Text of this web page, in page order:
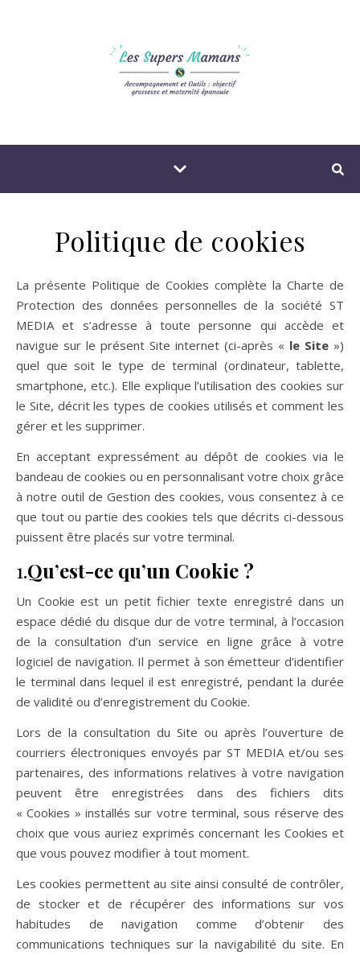
Politique de cookies
La présente Politique de Cookies complète la Charte de
Protection des données personnelles de la société ST
MEDIA et s’adresse à toute personne qui accède et
navigue sur le présent Site internet (ci-après « le Site »)
quel que soit le type de terminal (ordinateur, tablette,
smartphone, etc.). Elle explique l’utilisation des cookies sur
le Site, décrit les types de cookies utilisés et comment les
gérer et les supprimer.
En acceptant expressément au dépôt de cookies via le
bandeau de cookies ou en personnalisant votre choix grâce
à notre outil de Gestion des cookies, vous consentez à ce
que tout ou partie des cookies tels que décrits ci-dessous
puissent être placés sur votre terminal.
1.Qu’est-ce qu’un Cookie ?
Un Cookie est un petit fichier texte enregistré dans un
espace dédié du disque dur de votre terminal, à l’occasion
de la consultation d’un service en ligne grâce à votre
logiciel de navigation. Il permet à son émetteur d’identifier
le terminal dans lequel il est enregistré, pendant la durée
de validité ou d’enregistrement du Cookie.
Lors de la consultation du Site ou après l’ouverture de
courriers électroniques envoyés par ST MEDIA et/ou ses
partenaires, des informations relatives à votre navigation
peuvent être enregistrées dans des fichiers dits
« Cookies » installés sur votre terminal, sous réserve des
choix que vous auriez exprimés concernant les Cookies et
que vous pouvez modifier à tout moment.
Les cookies permettent au site ainsi consulté de contrôler,
de stocker et de récupérer des informations sur vos
habitudes de navigation comme d’obtenir des
communications techniques sur la navigabilité du site. En